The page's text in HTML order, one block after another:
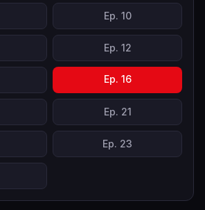
Ep. 10
Ep. 12
Ep. 16
Ep. 21
Ep. 23